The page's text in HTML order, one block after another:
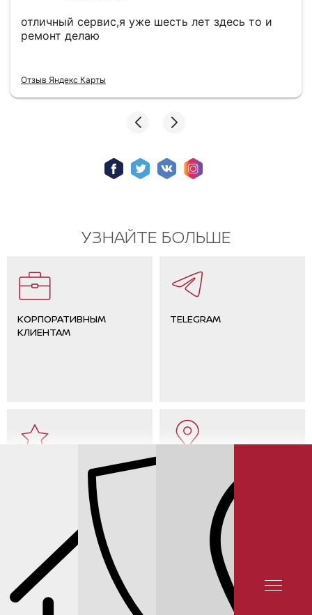
отличный сервис,я уже шесть лет здесь то и
ремонт делаю
Отзыв Яндекс Карты
УЗНАЙТЕ БОЛЬШЕ
КОРПОРАТИВНЫМ
КЛИЕНТАМ
TELEGRAM
ОТЗЫВЫ КЛИЕНТОВ